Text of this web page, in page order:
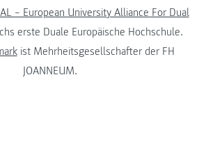
– European University Alliance For Dual
erste Duale Europäische Hochschule.
ist Mehrheitsgesellschafter der FH
JOANNEUM.